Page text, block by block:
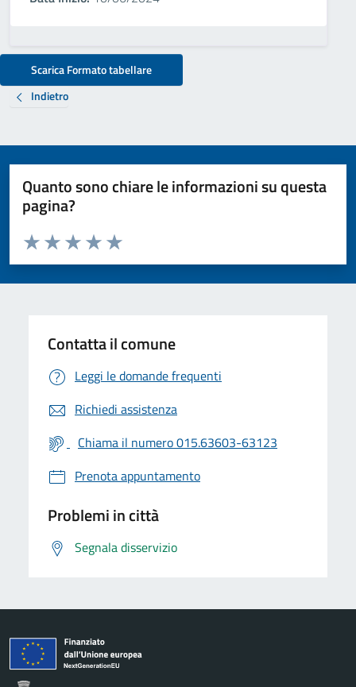
Scarica Formato tabellare
Indietro
Quanto sono chiare le informazioni su questa
pagina?
Valuta da 1 a 5 stelle la pagina
Valuta 5 stelle su 5
Valuta 4 stelle su 5
Valuta 3 stelle su 5
Valuta 2 stelle su 5
Valuta 1 stelle su 5
Contatta il comune
Leggi le domande frequenti
Richiedi assistenza
Chiama il numero 015.63603-63123
Prenota appuntamento
Problemi in città
Segnala disservizio